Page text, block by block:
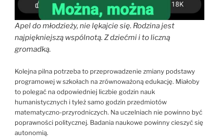
Apel do młodzieży, nie lękajcie się. Rodzina jest
najpiękniejszą wspólnotą. Z dziećmi i to liczną
gromadką.
Kolejna pilna potrzeba to przeprowadzenie zmiany podstawy
programowej w szkołach na zrównoważoną edukację. Miałoby
to polegać na odpowiedniej liczbie godzin nauk
humanistycznych i tyleż samo godzin przedmiotów
matematyczno-przyrodniczych. Na uczelniach nie powinno być
poprawności politycznej. Badania naukowe powinny cieszyć się
autonomią.